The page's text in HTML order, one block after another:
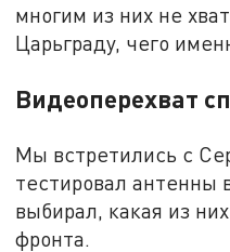
многим из них не
Царьграду, чего
Видеоперехват
Мы встретились с
тестировал антенны
выбирал, какая из
фронта.